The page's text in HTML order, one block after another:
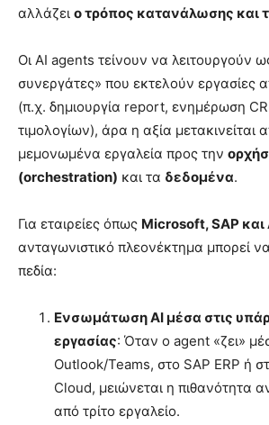
αλλάζει ο τρόπος κατανάλωσης και
Οι AI agents τείνουν να λειτουργούν
συνεργάτες» που εκτελούν εργασίες
(π.χ. δημιουργία report, ενημέρωση
τιμολογίων), άρα η αξία μετακινείται
μεμονωμένα εργαλεία προς την
(orchestration) και τα δεδομένα.
Για εταιρείες όπως Microsoft, SAP
ανταγωνιστικό πλεονέκτημα μπορεί να
πεδία:
Ενσωμάτωση AI μέσα στις
εργασίας: Όταν ο agent «ζει»
Outlook/Teams, στο SAP ERP ή
Cloud, μειώνεται η πιθανότητα
από τρίτο εργαλείο.